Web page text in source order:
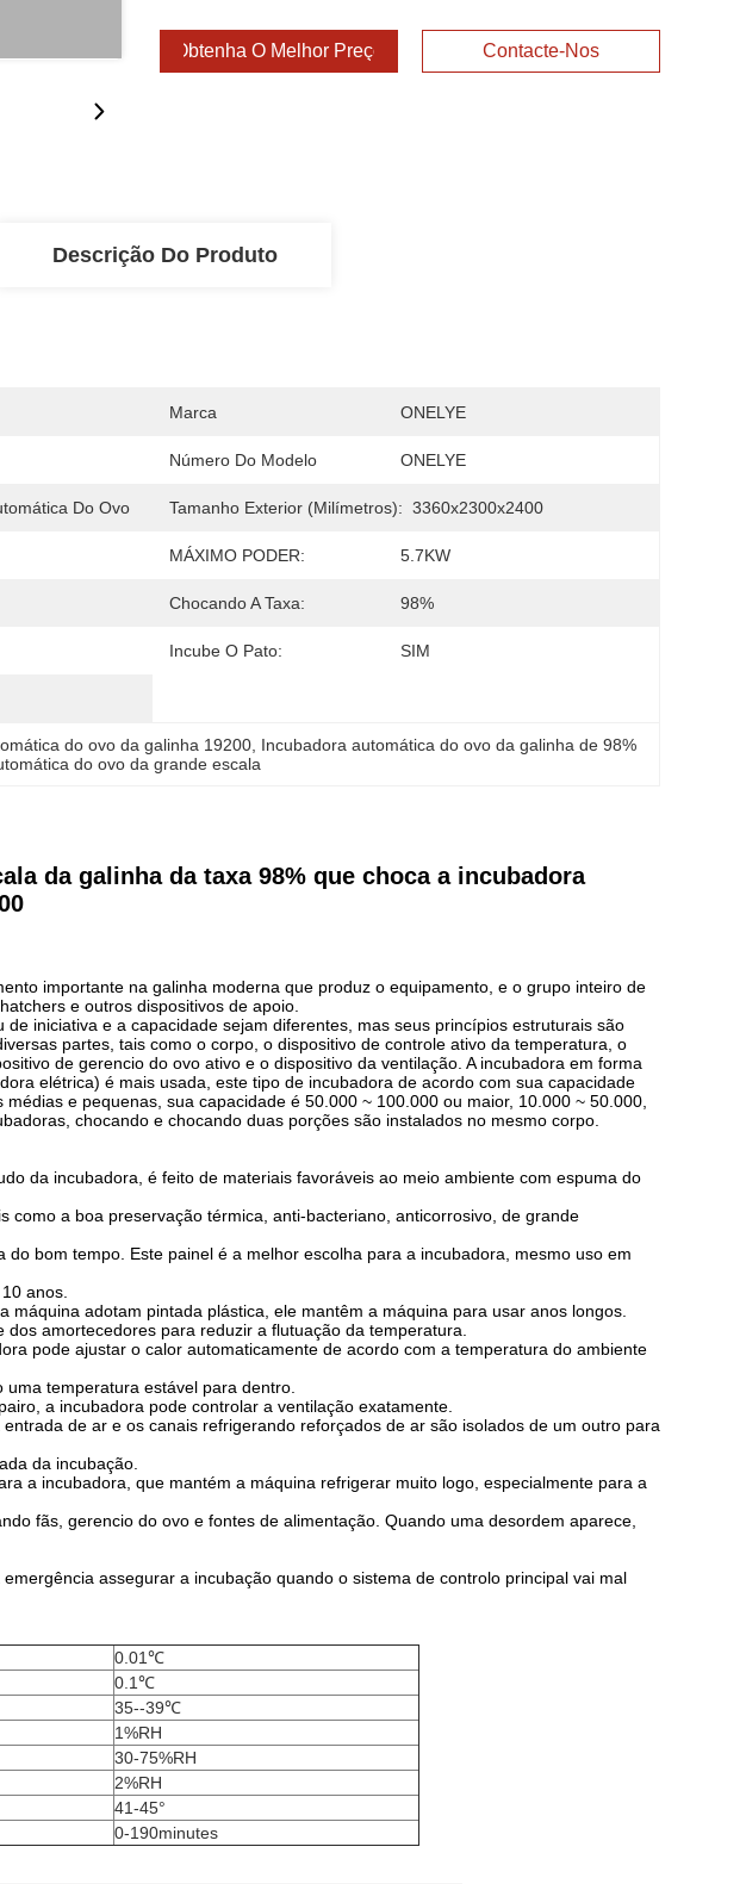
Obtenha O Melhor Preço Contacte-Nos
Descrição Do Produto
Marca ONELYE
Número Do Modelo ONELYE
Do Ovo Tamanho Exterior (milímetros): 3360x2300x2400
MÁXIMO PODER: 5.7KW
Chocando A Taxa: 98%
Incube O Pato: SIM
do ovo da galinha 19200 Incubadora automática do ovo da galinha de 98%
do ovo da grande escala
da galinha da taxa 98% que choca a incubadora
importante na galinha moderna que produz o equipamento, e o grupo inteiro de
e outros dispositivos de apoio.
iniciativa e a capacidade sejam diferentes, mas seus princípios estruturais são
partes, tais como o corpo, o dispositivo de controle ativo da temperatura, o
de gerencio do ovo ativo e o dispositivo da ventilação. A incubadora em forma
elétrica) é mais usada, este tipo de incubadora de acordo com sua capacidade
e pequenas, sua capacidade é 50.000 ~ 100.000 ou maior, 10.000 ~ 50.000,
chocando e chocando duas porções são instalados no mesmo corpo.
da incubadora, é feito de materiais favoráveis ao meio ambiente com espuma do
como a boa preservação térmica, anti-bacteriano, anticorrosivo, de grande
bom tempo. Este painel é a melhor escolha para a incubadora, mesmo uso em
anos.
máquina adotam pintada plástica, ele mantêm a máquina para usar anos longos.
amortecedores para reduzir a flutuação da temperatura.
pode ajustar o calor automaticamente de acordo com a temperatura do ambiente
temperatura estável para dentro.
a incubadora pode controlar a ventilação exatamente.
de ar e os canais refrigerando reforçados de ar são isolados de um outro para
da incubação.
a incubadora, que mantém a máquina refrigerar muito logo, especialmente para a
fãs, gerencio do ovo e fontes de alimentação. Quando uma desordem aparece,
assegurar a incubação quando o sistema de controlo principal vai mal
0.01℃
0.1℃
35--39℃
1%RH
30-75%RH
2%RH
41-45°
0-190minutes